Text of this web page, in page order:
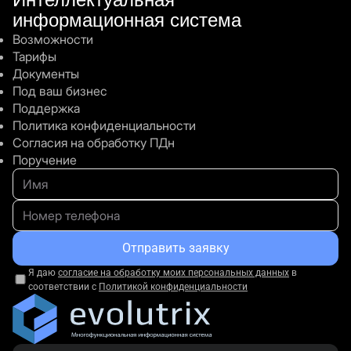
FAQ
Сложно ли самостоятельно подключить
Телеграм-бот?
Безопасно ли подключение Телеграм-бота
для нашей компании?
Остались вопросы?
информационная система
Возможности
Тарифы
Документы
Под ваш бизнес
Поддержка
Политика конфиденциальности
Согласия на обработку ПДн
Поручение
Отправить заявку
Я даю согласие на обработку моих персональных данных в
соответствии с Политикой конфиденциальности